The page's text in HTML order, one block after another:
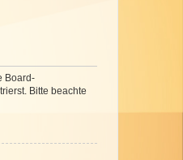
Board-
Bitte beachte